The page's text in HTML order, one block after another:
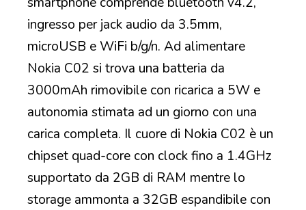
ingresso per jack audio da 3.5mm,
microUSB e WiFi b/g/n. Ad alimentare
Nokia C02 si trova una batteria da
3000mAh rimovibile con ricarica a 5W e
autonomia stimata ad un giorno con una
carica completa. Il cuore di Nokia C02 è un
chipset quad-core con clock fino a 1.4GHz
supportato da 2GB di RAM mentre lo
storage ammonta a 32GB espandibile con